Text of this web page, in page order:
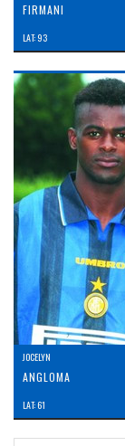
FIRMANI
LAT: 93
JOCELYN
ANGLOMA
LAT: 61